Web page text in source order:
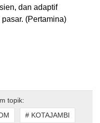
dan adaptif
(Pertamina)
topik:
# KOTAJAMBI